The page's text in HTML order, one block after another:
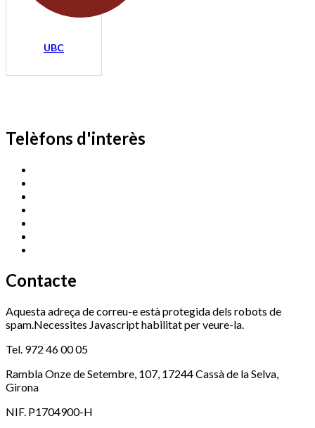
UBC
Telèfons d'interès
Contacte
Aquesta adreça de correu-e està protegida dels robots de
spam.Necessites Javascript habilitat per veure-la.
Tel. 972 46 00 05
Rambla Onze de Setembre, 107, 17244 Cassà de la Selva,
Girona
NIF. P1704900-H